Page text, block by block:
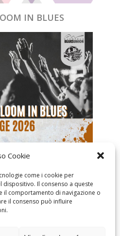
Cookie
come i cookie per
Il consenso a queste
il comportamento di navigazione o
il consenso può influire
IN BLUES